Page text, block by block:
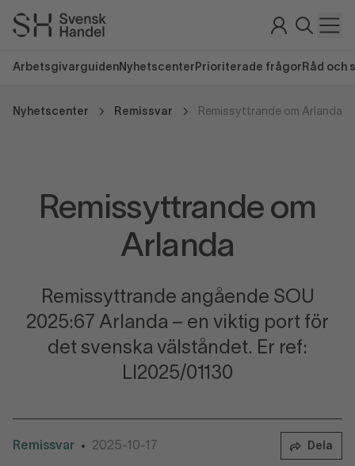
Arbetsgivarguiden Nyhetscenter Prioriterade frågor Råd och
Nyhetscenter Remissvar Remissyttrande om Arlanda
Remissyttrande om
Arlanda
Remissyttrande angående SOU
2025:67 Arlanda – en viktig port för
det svenska välståndet. Er ref:
LI2025/01130
Remissvar • 2025-10-17 Dela